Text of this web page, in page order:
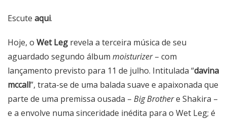
Escute aqui.
Hoje, o Wet Leg revela a terceira música de seu
aguardado segundo álbum moisturizer– com
lançamento previsto para 11 de julho. Intitulada “davina
mccall”, trata-se de uma balada suave e apaixonada que
parte de uma premissa ousada – Big Brothere Shakira –
e a envolve numa sinceridade inédita para o Wet Leg; é